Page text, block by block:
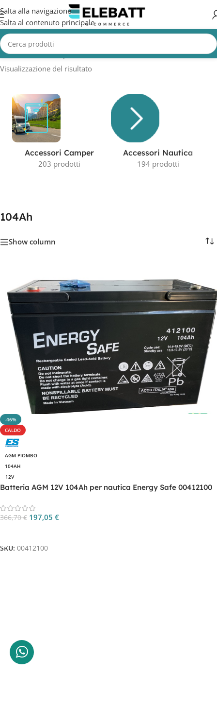
Salta alla navigazione
Salta al contenuto principale
Home/Prodotto Capacità in AH/104Ah
Visualizzazione del risultato
Accessori Camper
203 prodotti
Accessori Nautica
194 prodotti
104Ah
Show column
-46%
CALDO
AGM PIOMBO
104AH
12V
Batteria AGM 12V 104Ah per nautica Energy Safe 00412100
366,70€ 197,05 €
SKU: 00412100